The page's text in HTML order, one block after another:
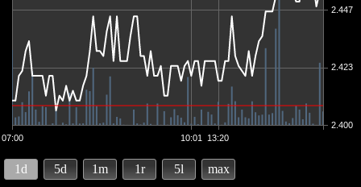
07:00 10:01 13:20
2.400
2.423
2.447
1d 5d 1m 1r 5l max